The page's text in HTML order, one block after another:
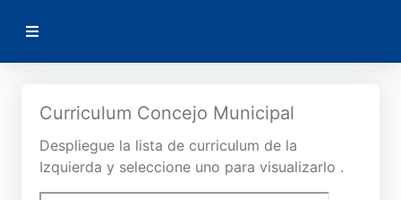
AMSA
Curriculum Concejales
Curriculum Concejo Municipal
Despliegue la lista de curriculum de la
Izquierda y seleccione uno para visualizarlo .